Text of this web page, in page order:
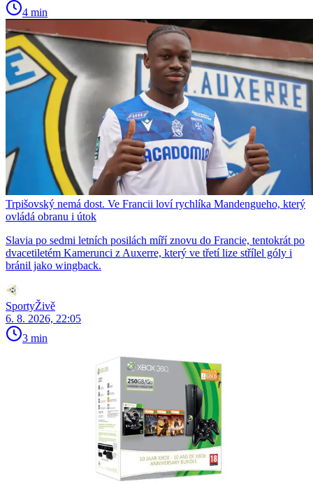
4 min
Trpišovský nemá dost. Ve Francii loví rychlíka Mandengueho, který
ovládá obranu i útok
Slavia po sedmi letních posilách míří znovu do Francie, tentokrát po
dvacetiletém Kamerunci z Auxerre, který ve třetí lize střílel góly i
bránil jako wingback.
SportyŽivě
6. 8. 2026, 22:05
3 min